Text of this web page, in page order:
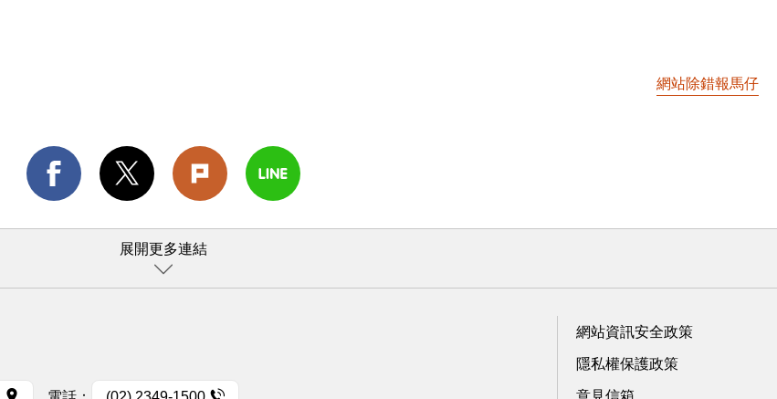
網站除錯報馬仔
展開更多連結
網站資訊安全政策
隱私權保護政策
意見信箱